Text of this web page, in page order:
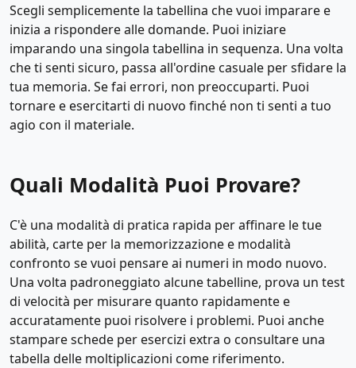
Scegli semplicemente la tabellina che vuoi imparare e
inizia a rispondere alle domande. Puoi iniziare
imparando una singola tabellina in sequenza. Una volta
che ti senti sicuro, passa all'ordine casuale per sfidare la
tua memoria. Se fai errori, non preoccuparti. Puoi
tornare e esercitarti di nuovo finché non ti senti a tuo
agio con il materiale.
Quali Modalità Puoi Provare?
C'è una modalità di pratica rapida per affinare le tue
abilità, carte per la memorizzazione e modalità
confronto se vuoi pensare ai numeri in modo nuovo.
Una volta padroneggiato alcune tabelline, prova un test
di velocità per misurare quanto rapidamente e
accuratamente puoi risolvere i problemi. Puoi anche
stampare schede per esercizi extra o consultare una
tabella delle moltiplicazioni come riferimento.